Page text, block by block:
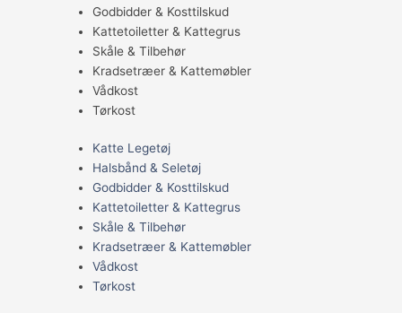
Godbidder & Kosttilskud
Kattetoiletter & Kattegrus
Skåle & Tilbehør
Kradsetræer & Kattemøbler
Vådkost
Tørkost
Katte Legetøj
Halsbånd & Seletøj
Godbidder & Kosttilskud
Kattetoiletter & Kattegrus
Skåle & Tilbehør
Kradsetræer & Kattemøbler
Vådkost
Tørkost